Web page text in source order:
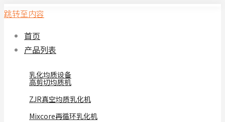
跳转至内容
首页
产品列表
乳化均质设备
高剪切均质机
ZJR真空均质乳化机
Mixcore再循环乳化机